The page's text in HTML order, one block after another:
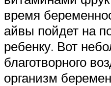
время
айвы пойдет на
ребенку. Вот
благотворного
организм